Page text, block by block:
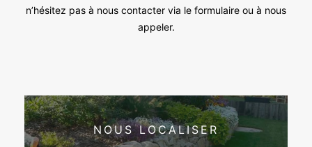
n’hésitez pas à nous contacter via le formulaire ou à nous
appeler.
NOUS LOCALISER